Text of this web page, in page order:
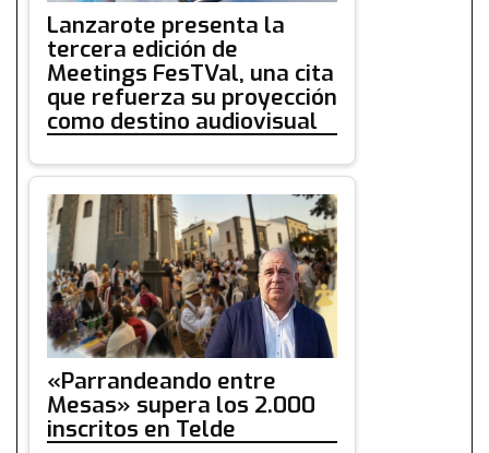
Lanzarote presenta la
tercera edición de
Meetings FesTVal, una cita
que refuerza su proyección
como destino audiovisual
«Parrandeando entre
Mesas» supera los 2.000
inscritos en Telde